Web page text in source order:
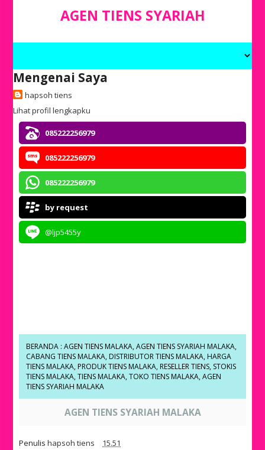
AGEN TIENS SYARIAH
Mengenai Saya
hapsoh tiens
Lihat profil lengkapku
085222256979
085222256979
085222256979
by request
@ljp5455y
BERANDA :AGEN TIENS MALAKA,AGEN TIENS SYARIAH MALAKA,
CABANG TIENS MALAKA, DISTRIBUTOR TIENS MALAKA, HARGA
TIENS MALAKA, PRODUK TIENS MALAKA, RESELLER TIENS, STOKIS
TIENS MALAKA,TIENS MALAKA,TOKO TIENS MALAKA,AGEN
TIENS SYARIAH MALAKA
AGEN TIENS SYARIAH MALAKA
Penulishapsoh tiens 15.51